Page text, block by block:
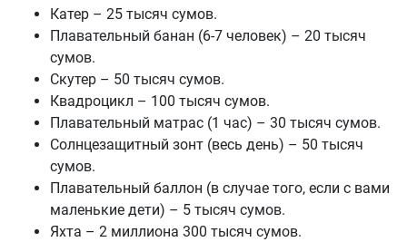
Катер – 25 тысяч сумов.
Плавательный банан (6-7 человек) – 20 тысяч
сумов.
Скутер – 50 тысяч сумов.
Квадроцикл – 100 тысяч сумов.
Плавательный матрас (1 час) – 30 тысяч сумов.
Солнцезащитный зонт (весь день) – 50 тысяч
сумов.
Плавательный баллон (в случае того, если с вами
маленькие дети) – 5 тысяч сумов.
Яхта – 2 миллиона 300 тысяч сумов.